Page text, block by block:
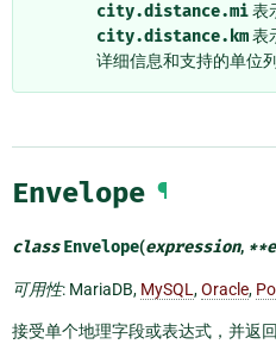
city.distance.mi表
city.distance.km表
详细信息和支持的单位
Envelope ¶
class Envelope(expression, **
可用性: MariaDB, MySQL ,Oracle,
接受单个地理字段或表达式，并返